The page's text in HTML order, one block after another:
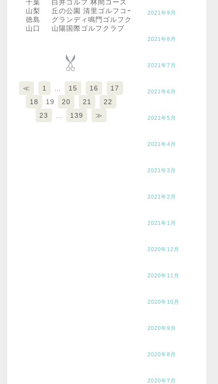
千葉
白井ゴルフ 林間コース
山梨
丘の公園 清里ゴルフコース
徳島
グランディ鳴門ゴルフクラブ36
山口
山陽国際ゴルフクラブ
≪ 1 … 15 16
17
18
19 20 21
22
23
… 139 ≫
2021年9月
2021年8月
2021年7月
2021年6月
2021年5月
2021年4月
2021年3月
2021年2月
2021年1月
2020年12月
2020年11月
2020年10月
2020年9月
2020年8月
2020年7月